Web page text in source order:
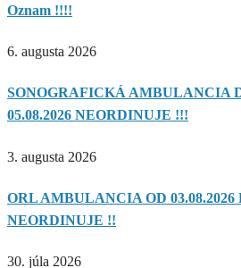
Oznam !!!!
6. augusta 2026
SONOGRAFICKÁ AMBULANCIA
05.08.2026 NEORDINUJE !!!
3. augusta 2026
ORL AMBULANCIA OD 03.08.2026
NEORDINUJE !!
30. júla 2026